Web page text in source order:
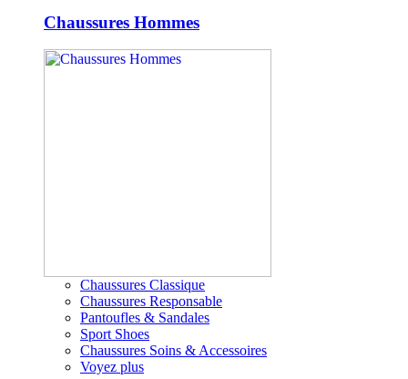
Chaussures Hommes
Chaussures Classique
Chaussures Responsable
Pantoufles & Sandales
Sport Shoes
Chaussures Soins & Accessoires
Voyez plus